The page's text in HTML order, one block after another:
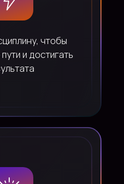
чтобы
и достигать